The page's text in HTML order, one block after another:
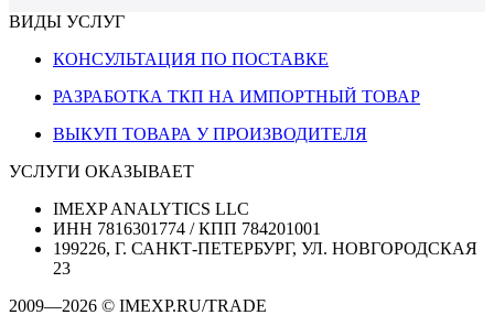
ВИДЫ УСЛУГ
КОНСУЛЬТАЦИЯ ПО ПОСТАВКЕ
РАЗРАБОТКА ТКП НА ИМПОРТНЫЙ ТОВАР
ВЫКУП ТОВАРА У ПРОИЗВОДИТЕЛЯ
УСЛУГИ ОКАЗЫВАЕТ
IMEXP ANALYTICS LLC
ИНН 7816301774 / КПП 784201001
199226, Г. САНКТ-ПЕТЕРБУРГ, УЛ. НОВГОРОДСКАЯ
23
2009—2026 © IMEXP.RU/TRADE